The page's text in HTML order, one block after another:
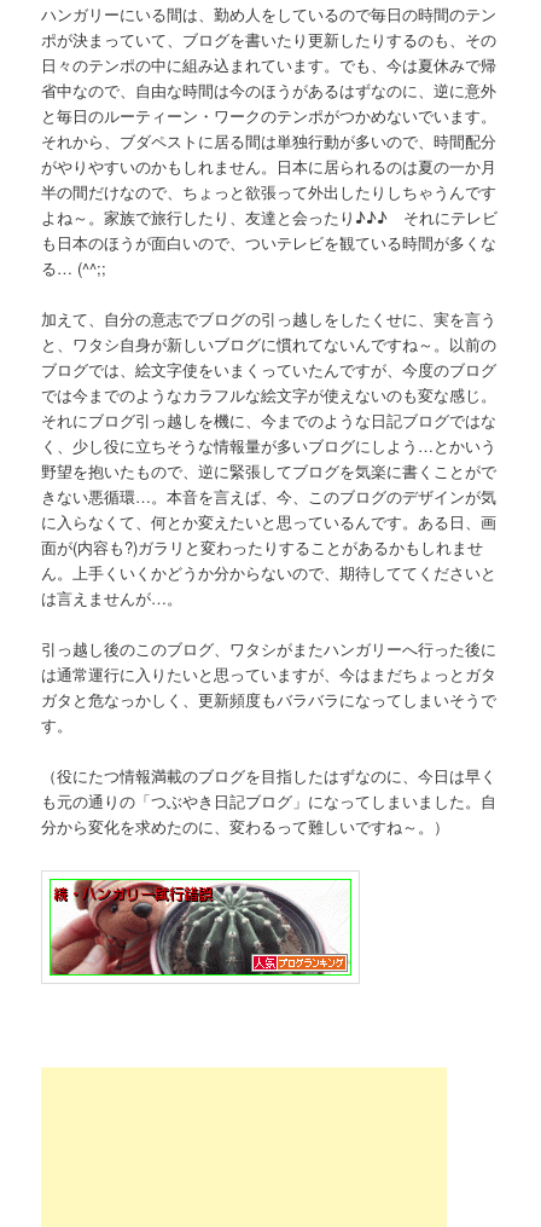
ハンガリーにいる間は、勤め人をしているので毎日の時間のテン
ポが決まっていて、ブログを書いたり更新したりするのも、その
日々のテンポの中に組み込まれています。でも、今は夏休みで帰
省中なので、自由な時間は今のほうがあるはずなのに、逆に意外
と毎日のルーティーン・ワークのテンポがつかめないでいます。
それから、ブダペストに居る間は単独行動が多いので、時間配分
がやりやすいのかもしれません。日本に居られるのは夏の一か月
半の間だけなので、ちょっと欲張って外出したりしちゃうんです
よね～。家族で旅行したり、友達と会ったり♪♪♪ それにテレビ
も日本のほうが面白いので、ついテレビを観ている時間が多くな
る… (^^;;
加えて、自分の意志でブログの引っ越しをしたくせに、実を言う
と、ワタシ自身が新しいブログに慣れてないんですね～。以前の
ブログでは、絵文字使をいまくっていたんですが、今度のブログ
では今までのようなカラフルな絵文字が使えないのも変な感じ。
それにブログ引っ越しを機に、今までのような日記ブログではな
く、少し役に立ちそうな情報量が多いブログにしよう…とかいう
野望を抱いたもので、逆に緊張してブログを気楽に書くことがで
きない悪循環…。本音を言えば、今、このブログのデザインが気
に入らなくて、何とか変えたいと思っているんです。ある日、画
面が(内容も?)ガラリと変わったりすることがあるかもしれませ
ん。上手くいくかどうか分からないので、期待しててくださいと
は言えませんが…。
引っ越し後のこのブログ、ワタシがまたハンガリーへ行った後に
は通常運行に入りたいと思っていますが、今はまだちょっとガタ
ガタと危なっかしく、更新頻度もバラバラになってしまいそうで
す。
（役にたつ情報満載のブログを目指したはずなのに、今日は早く
も元の通りの「つぶやき日記ブログ」になってしまいました。自
分から変化を求めたのに、変わるって難しいですね～。）